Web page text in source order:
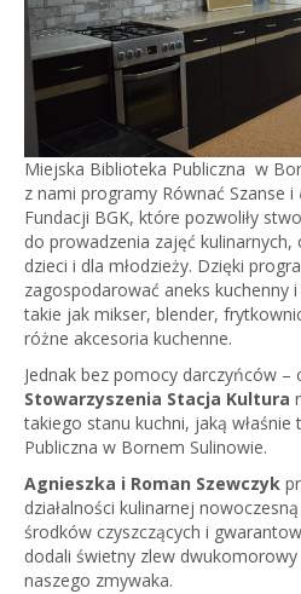
Miejska Biblioteka Publiczna w
z nami programy Równać Szanse i
Fundacji BGK, które pozwoliły
do prowadzenia zajęć kulinarnych,
dzieci i dla młodzieży. Dzięki
zagospodarować aneks kuchenny
takie jak mikser, blender,
różne akcesoria kuchenne.
Jednak bez pomocy darczyńców –
Stowarzyszenia Stacja Kultura
takiego stanu kuchni, jaką
Publiczna w Bornem Sulinowie.
Agnieszka i Roman Szewczyk
działalności kulinarnej
środków czyszczących i
dodali świetny zlew
naszego zmywaka.